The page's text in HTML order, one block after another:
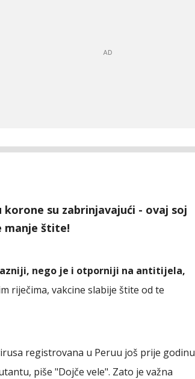
su zabrinjavajući - ovaj soj
manje štite!
nego je i otporniji na antitijela,
riječima, vakcine slabije štite od te
registrovana u Peruu još prije godinu
piše "Dojče vele". Zato je važna